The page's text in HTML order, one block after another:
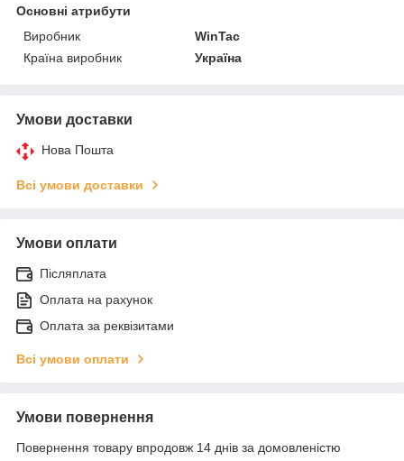
Основні атрибути
Виробник
WinTac
Країна виробник
Україна
Умови доставки
Нова Пошта
Всі умови доставки
Умови оплати
Післяплата
Оплата на рахунок
Оплата за реквізитами
Всі умови оплати
Умови повернення
Повернення товару впродовж 14 днів за домовленістю